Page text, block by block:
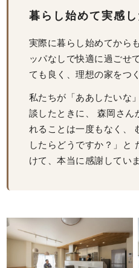
暮らし始めて実感
実際に暮らし始めてから
ッパなしで快適に過ごせ
ても良く、理想の家をつ
私たちが「ああしたいな
談したときに、 森岡さん
れることは一度もなく、
したらどうですか？」と
けて、本当に感謝してい